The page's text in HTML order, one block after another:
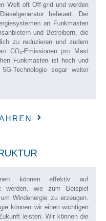
Welt oft Off-grid und werden
befeuert. Der
an Funkmasten
und Betreibern, die
zu reduzieren und zudem
CO₂-Emissionen pro Mast
Funkmasten ist hoch und
Technologie sogar weiter
können effektiv auf
werden, wie zum Beispiel
Windenergie zu erzeugen.
können wir einen wichtigen
leisten. Wir können die